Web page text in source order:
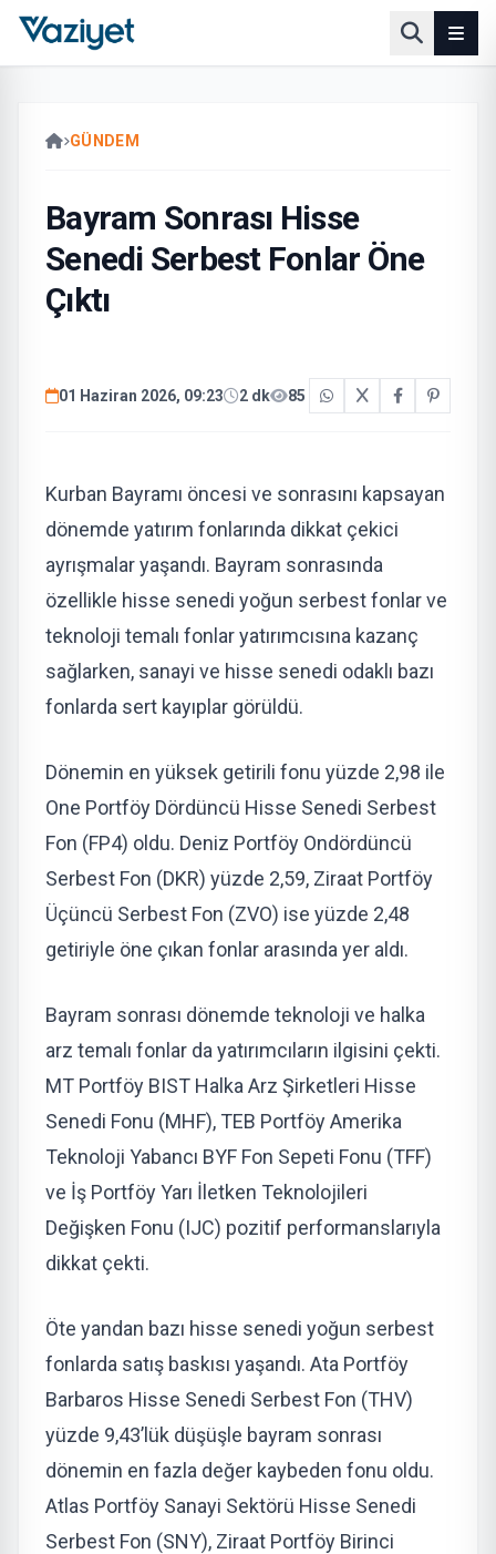
GÜNDEM
Bayram Sonrası Hisse
Senedi Serbest Fonlar Öne
Çıktı
01 Haziran 2026, 09:23 2 dk 85
Kurban Bayramı öncesi ve sonrasını kapsayan
dönemde yatırım fonlarında dikkat çekici
ayrışmalar yaşandı. Bayram sonrasında
özellikle hisse senedi yoğun serbest fonlar ve
teknoloji temalı fonlar yatırımcısına kazanç
sağlarken, sanayi ve hisse senedi odaklı bazı
fonlarda sert kayıplar görüldü.
Dönemin en yüksek getirili fonu yüzde 2,98 ile
One Portföy Dördüncü Hisse Senedi Serbest
Fon (FP4) oldu. Deniz Portföy Ondördüncü
Serbest Fon (DKR) yüzde 2,59, Ziraat Portföy
Üçüncü Serbest Fon (ZVO) ise yüzde 2,48
getiriyle öne çıkan fonlar arasında yer aldı.
Bayram sonrası dönemde teknoloji ve halka
arz temalı fonlar da yatırımcıların ilgisini çekti.
MT Portföy BIST Halka Arz Şirketleri Hisse
Senedi Fonu (MHF), TEB Portföy Amerika
Teknoloji Yabancı BYF Fon Sepeti Fonu (TFF)
ve İş Portföy Yarı İletken Teknolojileri
Değişken Fonu (IJC) pozitif performanslarıyla
dikkat çekti.
Öte yandan bazı hisse senedi yoğun serbest
fonlarda satış baskısı yaşandı. Ata Portföy
Barbaros Hisse Senedi Serbest Fon (THV)
yüzde 9,43’lük düşüşle bayram sonrası
dönemin en fazla değer kaybeden fonu oldu.
Atlas Portföy Sanayi Sektörü Hisse Senedi
Serbest Fon (SNY), Ziraat Portföy Birinci